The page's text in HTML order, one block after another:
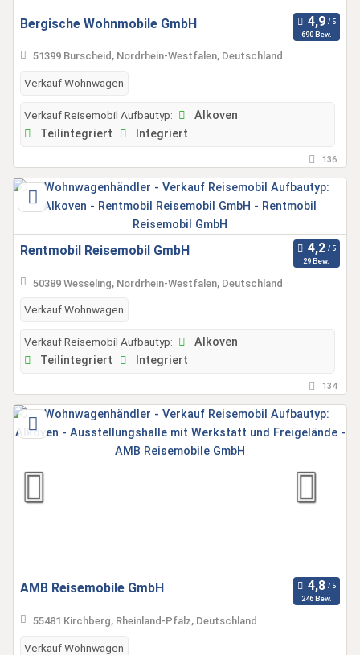
Bergische Wohnmobile GmbH
690 Bew.
51399 Burscheid, Nordrhein-Westfalen, Deutschland
Verkauf Wohnwagen
Verkauf Reisemobil Aufbautyp:
Alkoven
Teilintegriert
Integriert
136
Rentmobil Reisemobil GmbH
29 Bew.
50389 Wesseling, Nordrhein-Westfalen, Deutschland
Verkauf Wohnwagen
Verkauf Reisemobil Aufbautyp:
Alkoven
Teilintegriert
Integriert
134
AMB Reisemobile GmbH
246 Bew.
55481 Kirchberg, Rheinland-Pfalz, Deutschland
Verkauf Wohnwagen